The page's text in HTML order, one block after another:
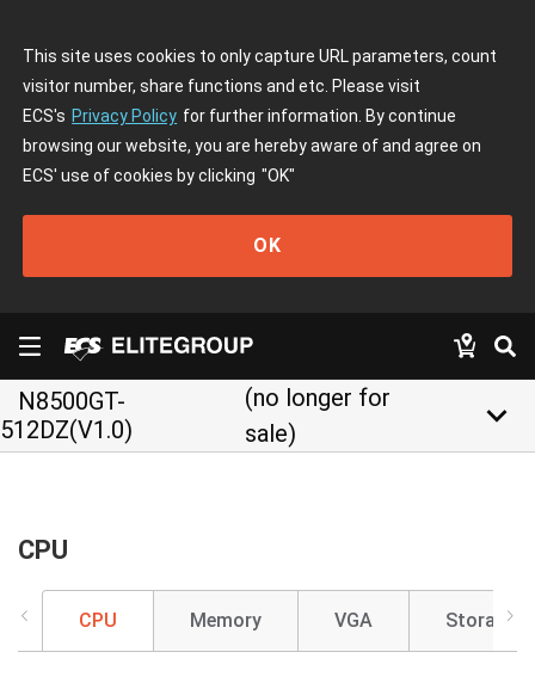
This site uses cookies to only capture URL parameters, count
visitor number, share functions and etc. Please visit
ECS's Privacy Policy for further information. By continue
browsing our website, you are hereby aware of and agree on
ECS' use of cookies by clicking "OK"
OK
N8500GT-
512DZ(V1.0)
(no longer for
sale)
keyboard_arrow_down
CPU
CPU Memory VGA Storage